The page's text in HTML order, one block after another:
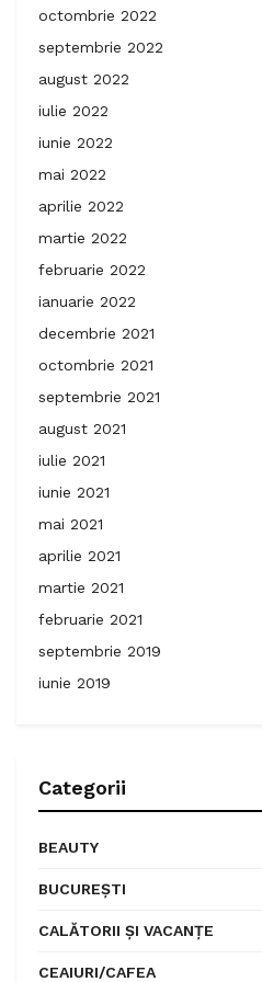
octombrie 2022
septembrie 2022
august 2022
iulie 2022
iunie 2022
mai 2022
aprilie 2022
martie 2022
februarie 2022
ianuarie 2022
decembrie 2021
octombrie 2021
septembrie 2021
august 2021
iulie 2021
iunie 2021
mai 2021
aprilie 2021
martie 2021
februarie 2021
septembrie 2019
iunie 2019
Categorii
BEAUTY
BUCUREȘTI
CALĂTORII ȘI VACANȚE
CEAIURI/CAFEA